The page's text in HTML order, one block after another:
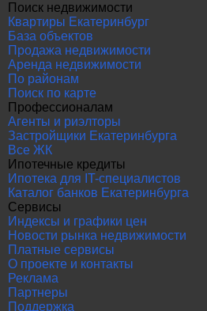
Поиск недвижимости
Квартиры Екатеринбург
База объектов
Продажа недвижимости
Аренда недвижимости
По районам
Поиск по карте
Профессионалам
Агенты и риэлторы
Застройщики Екатеринбурга
Все ЖК
Ипотечные кредиты
Ипотека для IT-специалистов
Каталог банков Екатеринбурга
Сервисы
Индексы и графики цен
Новости рынка недвижимости
Платные сервисы
О проекте и контакты
Реклама
Партнеры
Поддержка